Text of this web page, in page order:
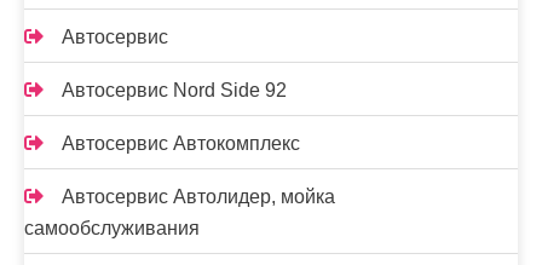
Автосервис
Автосервис Nord Side 92
Автосервис Автокомплекс
Автосервис Автолидер, мойка
самообслуживания